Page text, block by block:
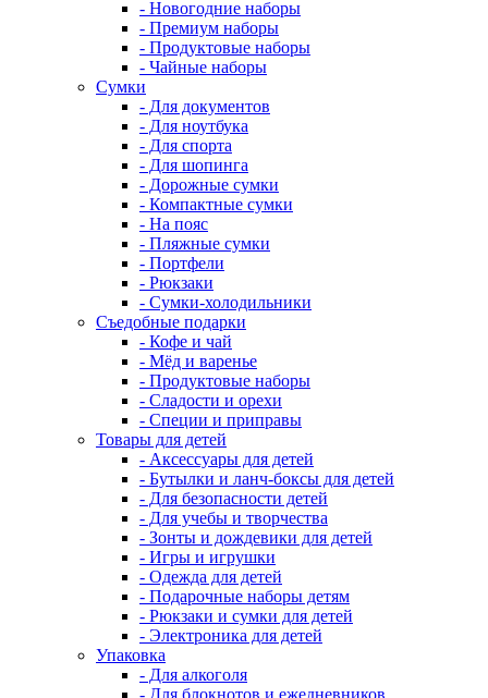
- Новогодние наборы
- Премиум наборы
- Продуктовые наборы
- Чайные наборы
Сумки
- Для документов
- Для ноутбука
- Для спорта
- Для шопинга
- Дорожные сумки
- Компактные сумки
- На пояс
- Пляжные сумки
- Портфели
- Рюкзаки
- Сумки-холодильники
Съедобные подарки
- Кофе и чай
- Мёд и варенье
- Продуктовые наборы
- Сладости и орехи
- Специи и приправы
Товары для детей
- Аксессуары для детей
- Бутылки и ланч-боксы для детей
- Для безопасности детей
- Для учебы и творчества
- Зонты и дождевики для детей
- Игры и игрушки
- Одежда для детей
- Подарочные наборы детям
- Рюкзаки и сумки для детей
- Электроника для детей
Упаковка
- Для алкоголя
- Для блокнотов и ежедневников